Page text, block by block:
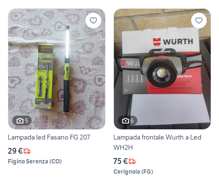
5
Lampada led Fasano FG 207
29 €
Figino Serenza (CO)
6
Lampada frontale Wurth a Led
WH2H
75 €
Cerignola (FG)